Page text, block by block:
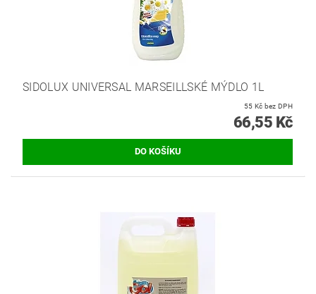
SIDOLUX UNIVERSAL MARSEILLSKÉ MÝDLO 1L
55 Kč bez DPH
66,55 Kč